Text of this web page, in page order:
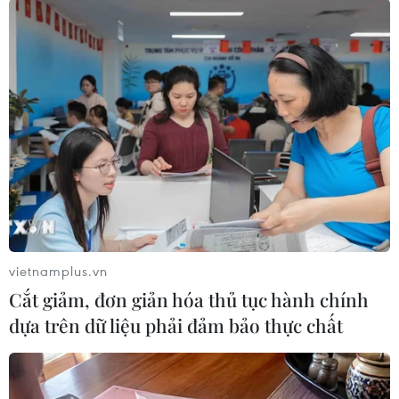
có xu hướng xuất hiện nhiều bão mạnh hơn.
El Nino cũng ảnh hưởng đến hệ sinh thái biển,
gây tẩy trắng san hô do nhiệt độ nước biển tăng
cao, trong bối cảnh các rạn san hô vốn đã chịu
áp lực từ biến đổi khí hậu.
Trong nông nghiệp, nhiều khu vực như Ấn Độ
đã ghi nhận sản lượng giảm do thời tiết bất
thường ảnh hưởng đến quá trình ra hoa và phát
triển cây trồng, trong đó có cây xoài.
Các nhà khoa học cho biết biến đổi khí hậu
không nhất thiết làm El Nino mạnh hơn, nhưng
có thể khuếch đại tác động của nó. Khi nền
nhiệt toàn cầu đã ở mức cao kỷ lục, El Nino có
thể dễ dàng đẩy nhiệt độ thế giới lên các mức
vietnamplus.vn
Cắt giảm, đơn giản hóa thủ tục hành chính
dựa trên dữ liệu phải đảm bảo thực chất